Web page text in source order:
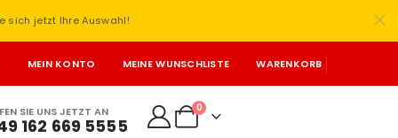
sich jetzt Ihre Auswahl!
MEIN KONTO MEINE WUNSCHLISTE WARENKORB
SIE UNS JETZT AN
162 669 5555
0